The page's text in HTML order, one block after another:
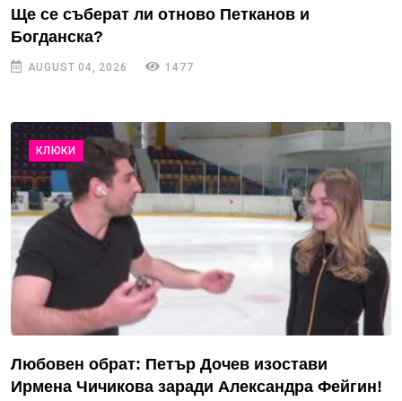
Ще се съберат ли отново Петканов и
Богданска?
AUGUST 04, 2026 1477
КЛЮКИ
Любовен обрат: Петър Дочев изостави
Ирмена Чичикова заради Александра Фейгин!